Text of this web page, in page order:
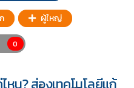
ผู้ใหญ่
0